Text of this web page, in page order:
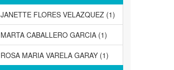
JANETTE FLORES VELAZQUEZ (1)
MARTA CABALLERO GARCIA (1)
ROSA MARIA VARELA GARAY (1)